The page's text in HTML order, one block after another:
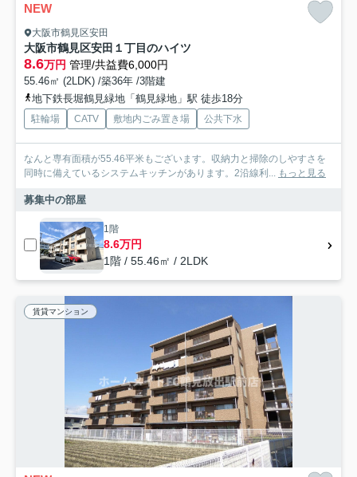
NEW
大阪市鶴見区安田
大阪市鶴見区安田１丁目のハイツ
8.6万円 管理/共益費6,000円
55.46㎡ (2LDK) /築36年 /3階建
地下鉄長堀鶴見緑地「鶴見緑地」駅 徒歩18分
駐輪場 CATV 敷地内ごみ置き場 公共下水
なんと専有面積が55.46平米もございます。収納力と掃除のしやすさを
同時に備えているシステムキッチンがあります。2沿線利... もっと見る
募集中の部屋
1階
8.6万円
1階 / 55.46㎡ / 2LDK
賃貸マンション